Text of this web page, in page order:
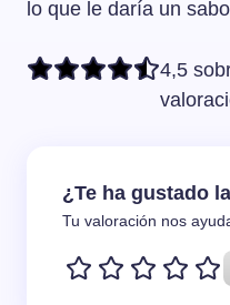
lo que le daría un
4,5
¿Te ha gustado
Tu valoración nos